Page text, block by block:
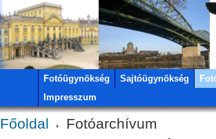
Fotóügynökség Sajtóügynökség
Impresszum
Főoldal Fotóarchívum